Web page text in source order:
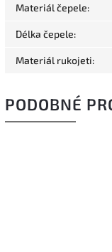
Materiál čepele:
Délka čepele:
Materiál rukojeti:
PODOBNÉ